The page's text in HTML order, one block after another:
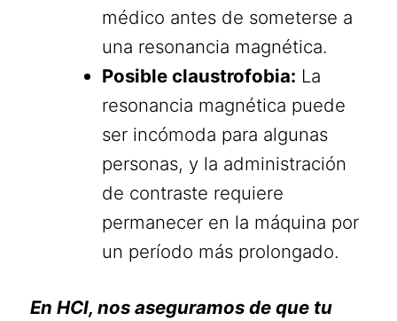
médico antes de someterse a
una resonancia magnética.
Posible claustrofobia: La
resonancia magnética puede
ser incómoda para algunas
personas, y la administración
de contraste requiere
permanecer en la máquina por
un período más prolongado.
En HCI, nos aseguramos de que tu